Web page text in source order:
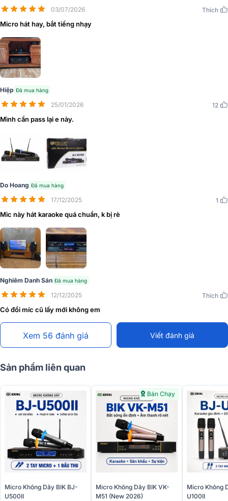
Phần đầu thu nhỏ gọn với kích thước (RxCxS) lần lượt là 430 x 45,2
gian giải trí đa dạng, vận chuyển dễ dàng. Tone màu đen hiện đại,
logo BIK màu vàng kim nổi bật, sang trọng. Mặt trước là màn hình
LCD kích thước lớn, rõ ràng và sắc nét
Đánh giá chất lượng Micro không dây BIK BJ-U200
Khả năng thu sóng mạnh mẽ
Micro không dây BIK BJ-U200 sở hữu 200 kênh tần số cùng sóng
UHF siêu cao, cho phạm vi hoạt động rộng, ổn định và giảm thiểu tối
đa tình trạng hụt sóng, mất sóng ảnh hưởng đến trải nghiệm người
03/07/2026 Thích
Micro hát hay, bắt tiếng nhạy
Hiệp Đã mua hàng
25/01/2026 12
Mình cần pass lại e này.
Do Hoang Đã mua hàng
17/12/2025 1
Mic này hát karaoke quá chuẩn, k bị rè
Nghiêm Danh Sản Đã mua hàng
12/12/2025 Thích
Có đổi míc cũ lấy mới không em
Xem 56 đánh giá Viết đánh giá
Sản phẩm liên quan
Micro Không Dây BIK BJ-
U500II
Bán Chạy
Micro Không Dây BIK VK-
M51 (New 2026)
Micro Không
U100II